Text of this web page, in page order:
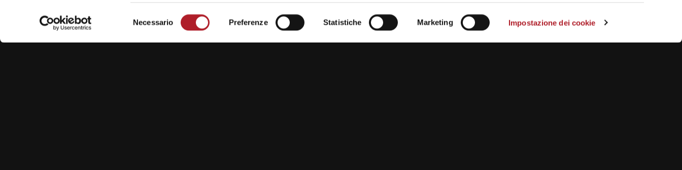
del
Necessario Preferenze Statistiche Marketing Impostazione dei cookie
Nome Email Sito web